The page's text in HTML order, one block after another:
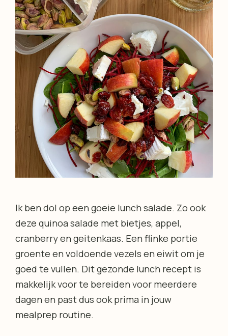
Ik ben dol op een goeie lunch salade. Zo ook
deze quinoa salade met bietjes, appel,
cranberry en geitenkaas. Een flinke portie
groente en voldoende vezels en eiwit om je
goed te vullen. Dit gezonde lunch recept is
makkelijk voor te bereiden voor meerdere
dagen en past dus ook prima in jouw
mealprep routine.